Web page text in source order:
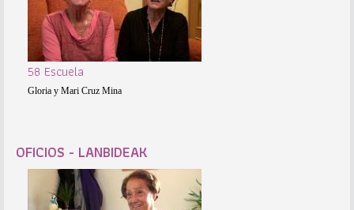
58 Escuela
Gloria y Mari Cruz Mina
OFICIOS - LANBIDEAK